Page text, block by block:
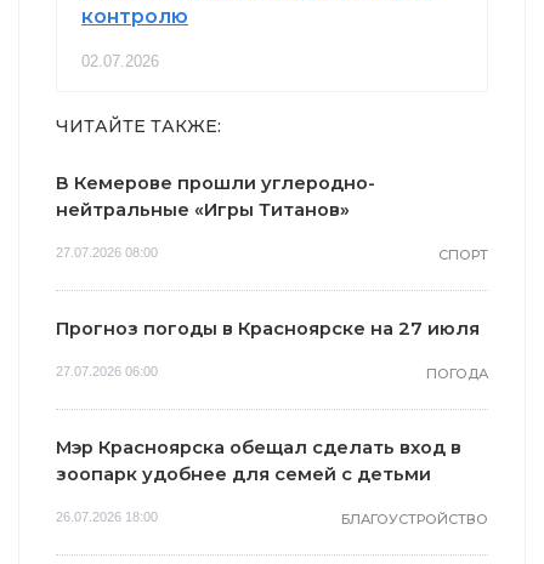
контролю
02.07.2026
ЧИТАЙТЕ ТАКЖЕ:
В Кемерове прошли углеродно-
нейтральные «Игры Титанов»
27.07.2026 08:00 СПОРТ
Прогноз погоды в Красноярске на 27 июля
27.07.2026 06:00 ПОГОДА
Мэр Красноярска обещал сделать вход в
зоопарк удобнее для семей с детьми
26.07.2026 18:00 БЛАГОУСТРОЙСТВО